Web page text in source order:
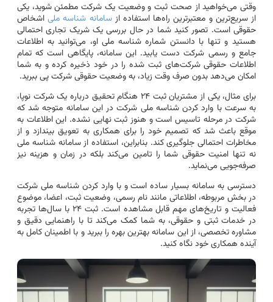
وقتی می‌خواهید از صحت ثبت و وضعیت یک شرکت مطمئن شوید، یکی
از سریع‌ترین و معتبرترین راه‌ها استفاده ازسامانه شناسه ملیاشخاص
حقوقی است. تصور کنید شما در حال بررسی یک شریک تجاری احتمالی
هستید و تنها با دانستن شماره شناسه ملی او، می‌توانید به اطلاعات
جامع و رسمی شرکت دست یابید. این سامانه، پایگاهی است که تمام
اطلاعات حقوقی شرکت‌های ثبت شده را در خود ذخیره کرده و به شما
امکان می‌دهد بدون صرف وقت زیاد، به وضعیت حقوقی شرکت پی ببرید.
برای مثال، یکی از مشتریان ثبت ۲۴ هنگام تحقیق درباره یک شرکت نوپا،
به سرعت با وارد کردن شناسه ملی شرکت در این سامانه متوجه شد که
شرکت در مرحله تاسیس است و هنوز ثبت نهایی نشده. این اطلاعات به
موقع باعث شد که تصمیم خود را برای همکاری به تعویق بیندازد و از
مخاطرات احتمالی جلوگیری کند. بنابراین، استفاده از سامانه شناسه ملی
نه تنها امنیت حقوقی شما را تامین می‌کند بلکه در زمان و هزینه نیز
صرفه‌جویی می‌نماید.
دسترسی به سامانه بسیار ساده است و با وارد کردن شناسه ملی شرکت
در بخش مربوطه، اطلاعاتی مانند نام رسمی، وضعیت ثبت، اعضا، موضوع
فعالیت و تاریخ‌های مهم قابل مشاهده است. ثبت ۲۴ با سال‌ها تجربه
در خدمات ثبتی و حقوقی، به شما کمک می‌کند تا با راهنمایی دقیق و
مشاوره تخصصی، از این سامانه بهترین بهره را ببرید و با اطمینان کامل به
آینده همکاری خود نگاه کنید.